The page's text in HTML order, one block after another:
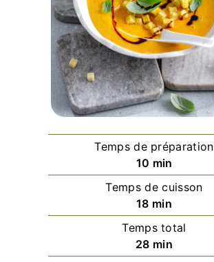
Temps de préparation
10 minutes
min
Temps de cuisson
18minutes
min
Temps total
28minutes
min